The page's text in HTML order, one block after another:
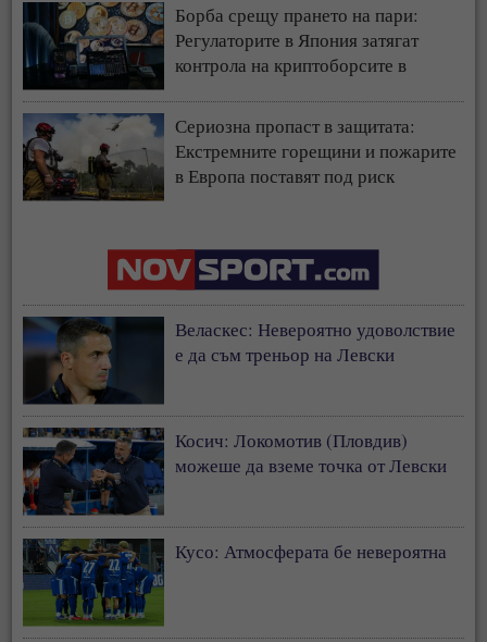
Борба срещу прането на пари:
Регулаторите в Япония затягат
контрола на криптоборсите в
Сериозна пропаст в защитата:
Екстремните горещини и пожарите
в Европа поставят под риск
Веласкес: Невероятно удоволствие
е да съм треньор на Левски
Косич: Локомотив (Пловдив)
можеше да вземе точка от Левски
Кусо: Атмосферата бе невероятна